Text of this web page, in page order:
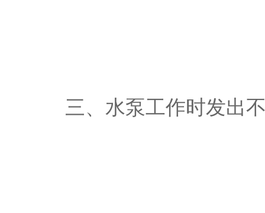
三、水泵工作时发出